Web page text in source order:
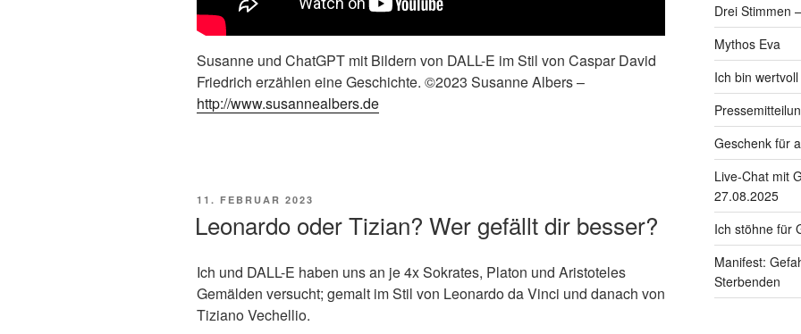
Susanne und ChatGPT mit Bildern von DALL-E im Stil von Caspar David
Friedrich erzählen eine Geschichte. ©2023 Susanne Albers –
http://www.susannealbers.de
POSTED
11. FEBRUAR 2023
Leonardo oder Tizian? Wer gefällt dir besser?
Ich und DALL-E haben uns an je 4x Sokrates, Platon und Aristoteles
Gemälden versucht; gemalt im Stil von Leonardo da Vinci und danach von
Tiziano Vechellio.
Drei Stimmen
Mythos Eva
Ich bin
Geschenk für
Live-Chat mit
27.08.2025
Ich stöhne für
Manifest:
Sterbenden